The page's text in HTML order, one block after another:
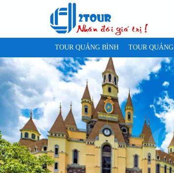
TOUR QUẢNG BÌNH TOUR